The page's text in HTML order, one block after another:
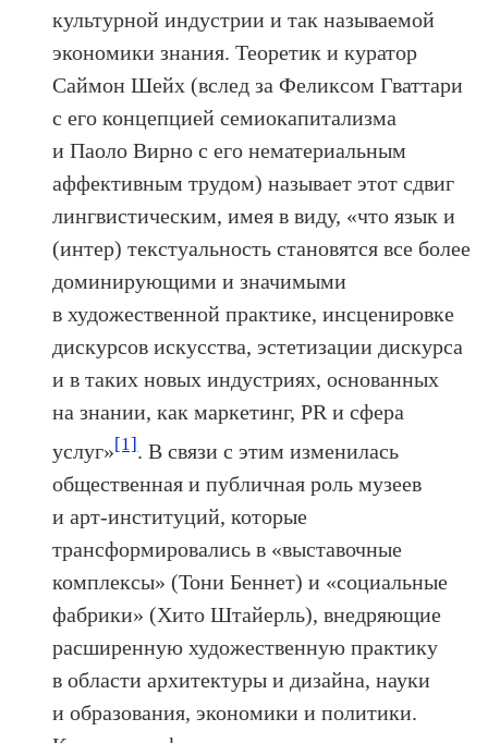
культурной индустрии и так называемой
экономики знания. Теоретик и куратор
Саймон Шейх (вслед за Феликсом Гваттари
с его концепцией семиокапитализма
и Паоло Вирно с его нематериальным
аффективным трудом) называет этот сдвиг
лингвистическим, имея в виду, «что язык и
(интер) текстуальность становятся все более
доминирующими и значимыми
в художественной практике, инсценировке
дискурсов искусства, эстетизации дискурса
и в таких новых индустриях, основанных
на знании, как маркетинг, PR и сфера
услуг»[1]. В связи с этим изменилась
общественная и публичная роль музеев
и арт-институций, которые
трансформировались в «выставочные
комплексы» (Тони Беннет) и «социальные
фабрики» (Хито Штайерль), внедряющие
расширенную художественную практику
в области архитектуры и дизайна, науки
и образования, экономики и политики.